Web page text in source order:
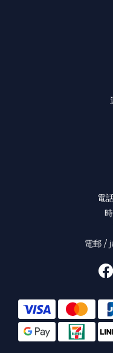
電
電郵 /